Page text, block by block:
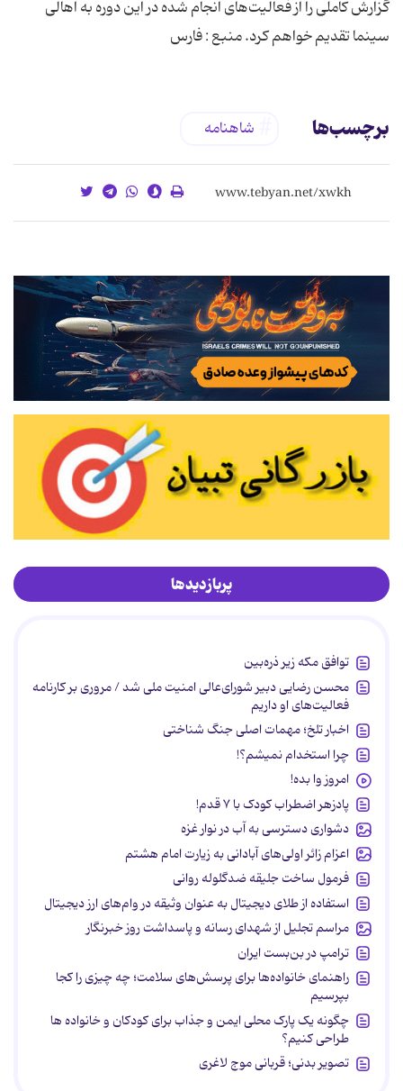
گزارش كاملی را از فعالیت‌های انجام شده در این دوره به اهالی
سینما تقدیم خواهم كرد. منبع : فارس
برچسب‌ها شاهنامه
پربازدیدها
توافق مکه زیر ذره‌بین
محسن رضایی دبیر شورای‌عالی امنیت ملی شد / مروری بر کارنامه
فعالیت‌های او داریم
اخبار تلخ؛ مهمات اصلی جنگ شناختی
چرا استخدام نمیشم؟!
امروز وا بده!
پادزهر اضطراب کودک با ۷ قدم!
دشواری دسترسی به آب در نوار غزه
اعزام زائر اولی‌های آبادانی به زیارت امام هشتم
فرمول ساخت جلیقه ضدگلوله روانی
استفاده از طلای دیجیتال به عنوان وثیقه در وام‌های ارز دیجیتال
مراسم تجلیل از شهدای رسانه و پاسداشت روز خبرنگار
ترامپ در بن‌بست ایران
راهنمای خانواده‌ها برای پرسش‌های سلامت؛ چه چیزی را کجا
بپرسیم
چگونه یک پارک محلی ایمن و جذاب برای کودکان و خانواده ها
طراحی کنیم؟
تصویر بدنی؛ قربانی موج لاغری